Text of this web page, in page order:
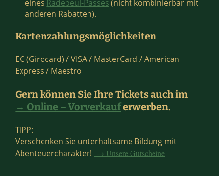
eines Radebeul-Passes (nicht kombinierbar mit
anderen Rabatten).
Kartenzahlungsmöglichkeiten
EC (Girocard) / VISA / MasterCard / American
Express / Maestro
Gern können Sie Ihre Tickets auch im
→ Online – Vorverkauferwerben.
TIPP:
Verschenken Sie unterhaltsame Bildung mit
Abenteuercharakter! → Unsere Gutscheine